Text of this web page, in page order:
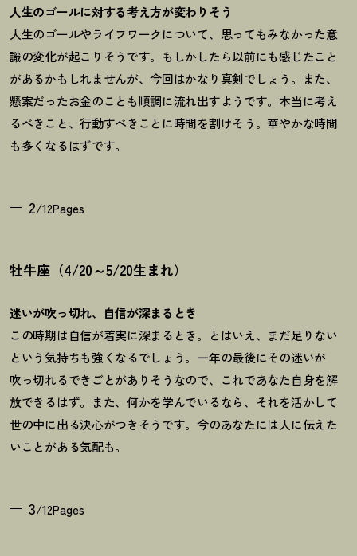
人生のゴールに対する考え方が変わりそう
人生のゴールやライフワークについて、思ってもみなかった意
識の変化が起こりそうです。もしかしたら以前にも感じたこと
があるかもしれませんが、今回はかなり真剣でしょう。また、
懸案だったお金のことも順調に流れ出すようです。本当に考え
るべきこと、行動すべきことに時間を割けそう。華やかな時間
も多くなるはずです。
2/12Pages
牡牛座（4/20～5/20生まれ）
迷いが吹っ切れ、自信が深まるとき
この時期は自信が着実に深まるとき。とはいえ、まだ足りない
という気持ちも強くなるでしょう。一年の最後にその迷いが
吹っ切れるできごとがありそうなので、これであなた自身を解
放できるはず。また、何かを学んでいるなら、それを活かして
世の中に出る決心がつきそうです。今のあなたには人に伝えた
いことがある気配も。
3/12Pages